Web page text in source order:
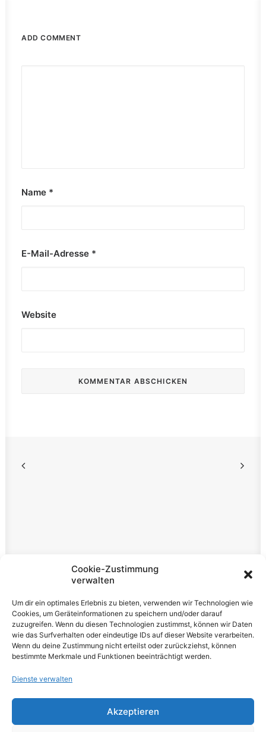
Cookie-Zustimmung
verwalten
Um dir ein optimales Erlebnis zu bieten, verwenden wir Technologien wie
Cookies, um Geräteinformationen zu speichern und/oder darauf
zuzugreifen. Wenn du diesen Technologien zustimmst, können wir Daten
wie das Surfverhalten oder eindeutige IDs auf dieser Website verarbeiten.
Wenn du deine Zustimmung nicht erteilst oder zurückziehst, können
bestimmte Merkmale und Funktionen beeinträchtigt werden.
Dienste verwalten
Akzeptieren
ADD COMMENT
Name *
E-Mail-Adresse *
Website
Rechtliches
Datenschutzerklärung
Cookie-Richtlinie (EU)